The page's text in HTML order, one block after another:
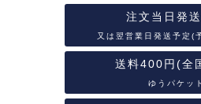
注文当日発
又は翌営業日発送予定(
送料400円(全
ゆうパケット